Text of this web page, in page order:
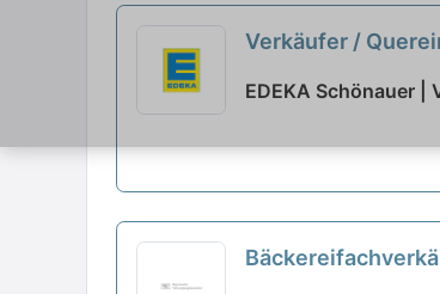
Verkäufer /
EDEKA Schönauer |